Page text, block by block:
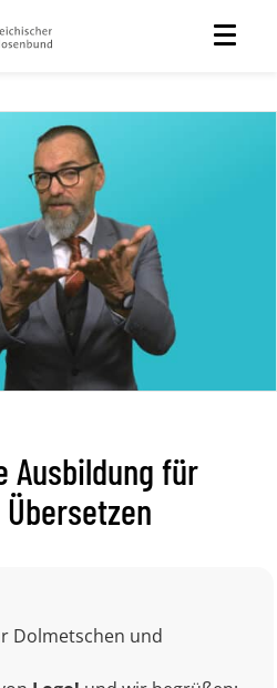
Ausbildung für
Dolmetschen und